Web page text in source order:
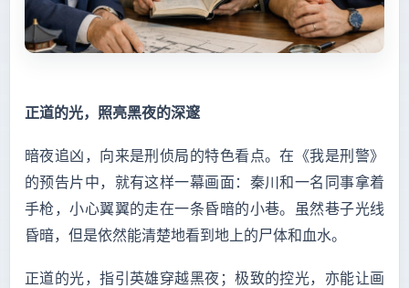
正道的光，照亮黑夜的深邃
暗夜追凶，向来是刑侦局的特色看点。在《我是刑警》
的预告片中，就有这样一幕画面：秦川和一名同事拿着
手枪，小心翼翼的走在一条昏暗的小巷。虽然巷子光线
昏暗，但是依然能清楚地看到地上的尸体和血水。
正道的光，指引英雄穿越黑夜；极致的控光，亦能让画